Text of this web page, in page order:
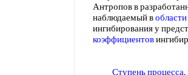
Антропов в
наблюдаемый в
ингибирования у
коэффициентов
Ступень процесса,